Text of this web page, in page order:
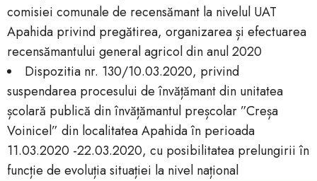
comisiei comunale de recensămant la nivelul UAT
Apahida privind pregătirea, organizarea și efectuarea
recensămantului general agricol din anul 2020
Dispozitia nr. 130/10.03.2020, privind
suspendarea procesului de învățămant din unitatea
școlară publică din învățămantul preșcolar ”Creșa
Voinicel” din localitatea Apahida în perioada
11.03.2020 -22.03.2020, cu posibilitatea prelungirii în
funcție de evoluția situației la nivel național